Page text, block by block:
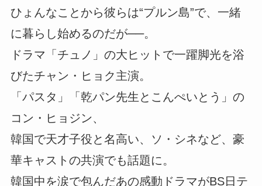
ひょんなことから彼らは“プルン島”で、一緒
に暮らし始めるのだが──。
ドラマ「チュノ」の大ヒットで一躍脚光を浴
びたチャン・ヒョク主演。
「パスタ」「乾パン先生とこんぺいとう」の
コン・ヒョジン、
韓国で天才子役と名高い、ソ・シネなど、豪
華キャストの共演でも話題に。
韓国中を涙で包んだあの感動ドラマがBS日テ